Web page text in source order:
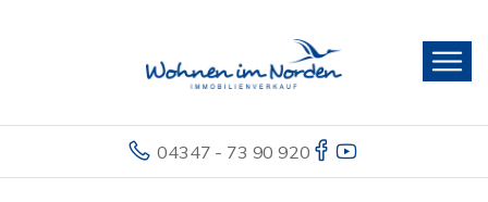
04347 - 73 90 920